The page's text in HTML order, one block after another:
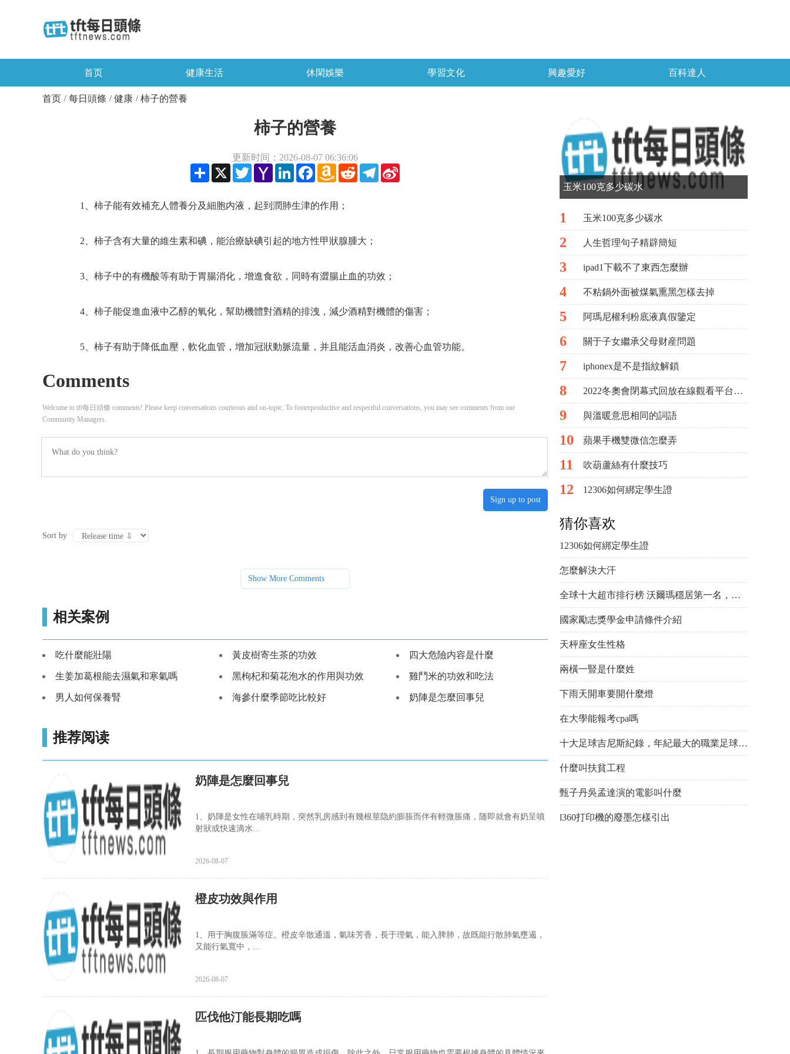
首页 健康生活 休閑娛樂 學習文化 興趣愛好 百科達人
首页 / 每日頭條 / 健康 / 柿子的營養
柿子的營養
更新时间：2026-08-07 06:36:06
Share X TwitterYahoo
Mail
LinkedInFacebookAmazon
Wish
Reddit Telegram
1、柿子能有效補充人體養分及細胞内液，起到潤肺生津的作用；
2、柿子含有大量的維生素和碘，能治療缺碘引起的地方性甲狀腺腫大；
3、柿子中的有機酸等有助于胃腸消化，增進食欲，同時有澀腸止血的功效；
4、柿子能促進血液中乙醇的氧化，幫助機體對酒精的排洩，減少酒精對機體的傷害；
5、柿子有助于降低血壓，軟化血管，增加冠狀動脈流量，并且能活血消炎，改善心血管功能。
Comments
Welcome to tft每日頭條 comments! Please keep conversations courteous and on-topic. To fosterproductive and respectful conversations, you may see comments from our
Community Managers.
Sign up to post
Sort by
Show More Comments
相关案例
吃什麼能壯陽 黃皮樹寄生茶的功效 四大危險内容是什麼
生姜加葛根能去濕氣和寒氣嗎 黑枸杞和菊花泡水的作用與功效 雞鬥米的功效和吃法
男人如何保養腎 海參什麼季節吃比較好 奶陣是怎麼回事兒
推荐阅读
奶陣是怎麼回事兒
1、奶陣是女性在哺乳時期，突然乳房感到有幾根莖隐約膨脹而伴有輕微脹痛，随即就會有奶呈噴
射狀或快速滴水...
2026-08-07
橙皮功效與作用
1、用于胸腹脹滿等症。橙皮辛散通溫，氣味芳香，長于理氣，能入脾肺，故既能行散肺氣壅遏，
又能行氣寬中，...
2026-08-07
匹伐他汀能長期吃嗎
玉米100克多少碳水
1 玉米100克多少碳水
2 人生哲理句子精辟簡短
3 ipad1下載不了東西怎麼辦
4 不粘鍋外面被煤氣熏黑怎樣去掉
5 阿瑪尼權利粉底液真假鑒定
6 關于子女繼承父母财産問題
7 iphonex是不是指紋解鎖
8 2022冬奧會閉幕式回放在線觀看平台有哪些？附直播地址
9 與溫暖意思相同的詞語
10 蘋果手機雙微信怎麼弄
11 吹葫蘆絲有什麼技巧
12 12306如何綁定學生證
猜你喜欢
12306如何綁定學生證
怎麼解決大汗
全球十大超市排行榜 沃爾瑪穩居第一名，家樂福緊随其後
國家勵志獎學金申請條件介紹
天枰座女生性格
兩橫一豎是什麼姓
下雨天開車要開什麼燈
在大學能報考cpa嗎
十大足球吉尼斯紀錄，年紀最大的職業足球運動員已逾古稀
什麼叫扶貧工程
甄子丹吳孟達演的電影叫什麼
l360打印機的廢墨怎樣引出